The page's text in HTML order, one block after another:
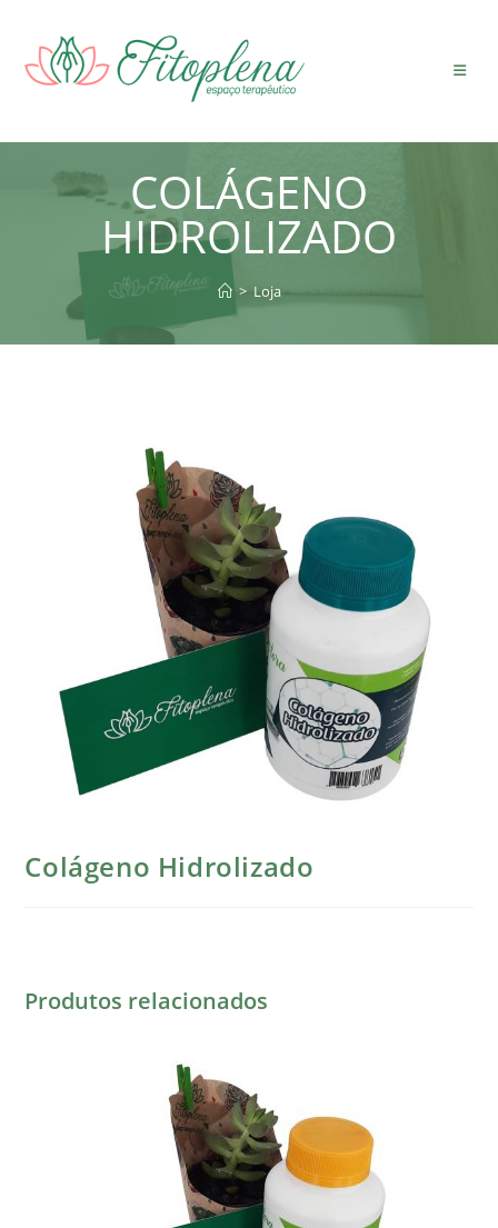
COLÁGENO
HIDROLIZADO
> Loja
Colágeno Hidrolizado
Produtos relacionados